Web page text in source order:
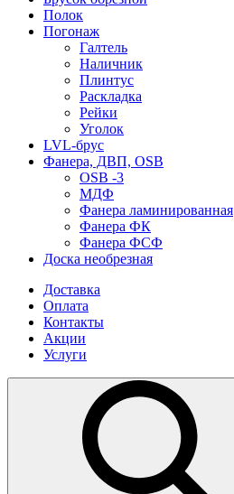
Полок
Погонаж
Галтель
Наличник
Плинтус
Раскладка
Рейки
Уголок
LVL-брус
Фанера, ДВП, OSB
OSB -3
МДФ
Фанера ламинированная
Фанера ФК
Фанера ФСФ
Доска необрезная
Доставка
Оплата
Контакты
Акции
Услуги